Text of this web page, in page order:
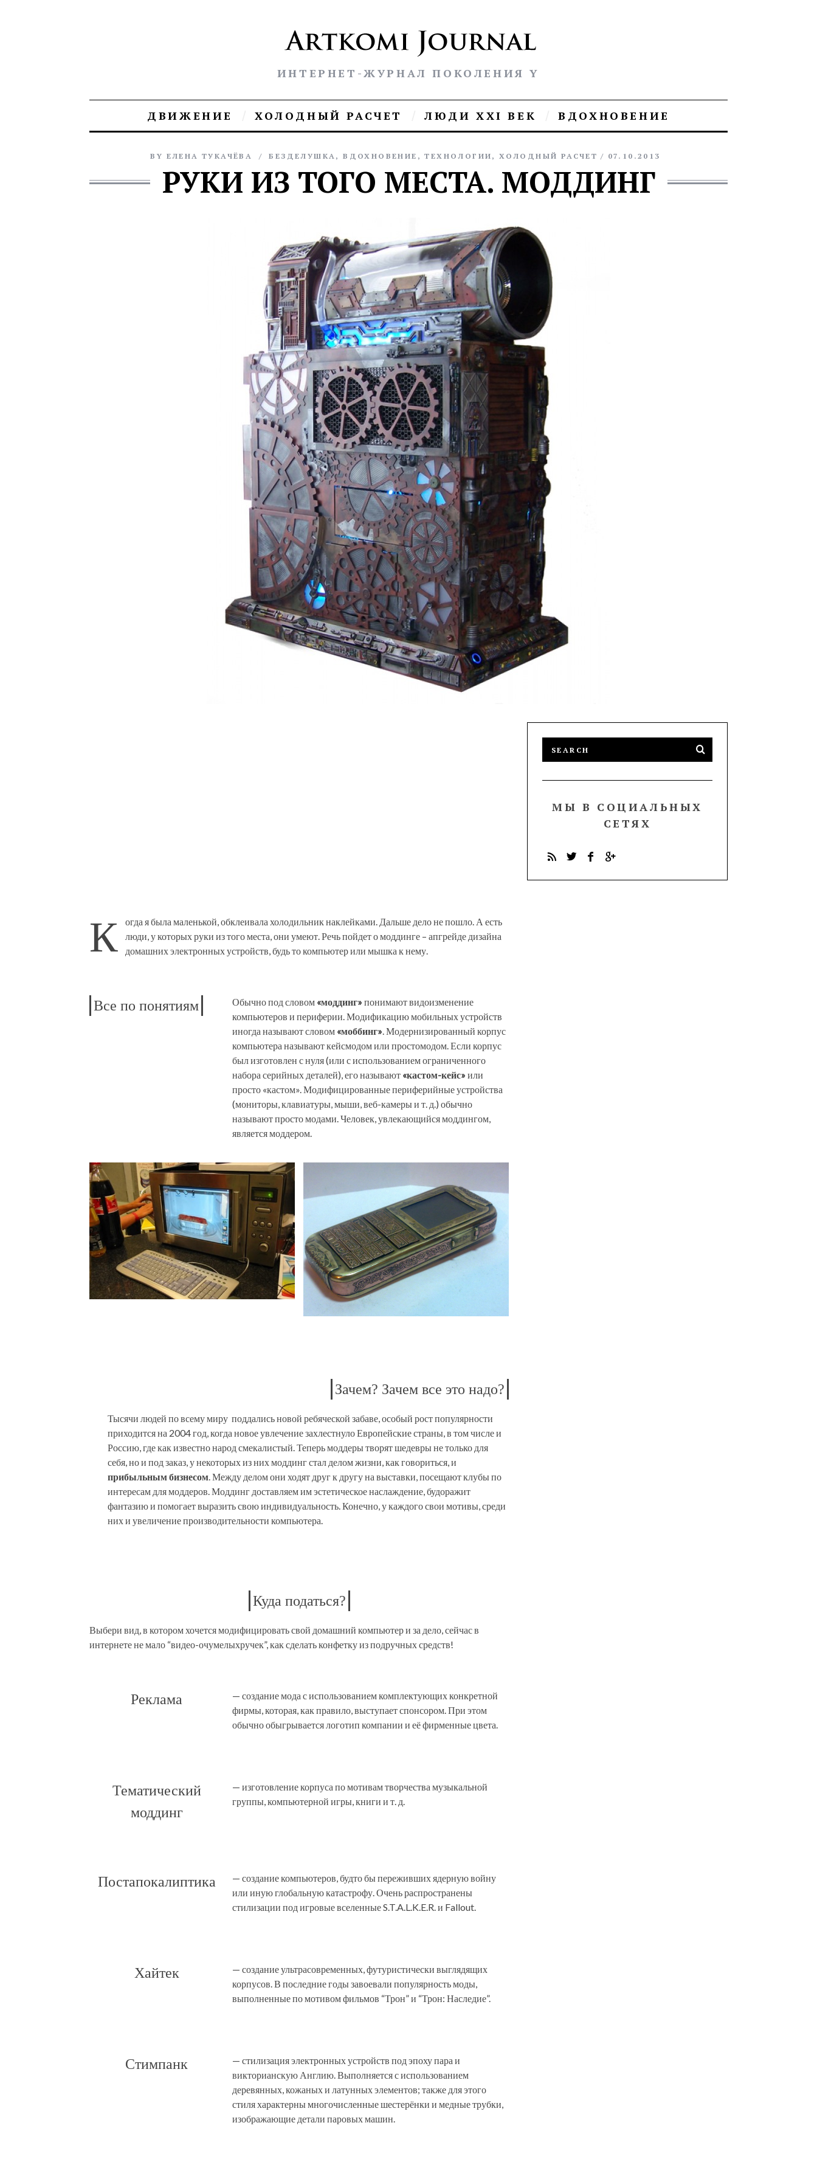
ИНТЕРНЕТ-ЖУРНАЛ ПОКОЛЕНИЯ Y
ДВИЖЕНИЕ ХОЛОДНЫЙ РАСЧЕТ ЛЮДИ XXI ВЕК ВДОХНОВЕНИЕ
BY ЕЛЕНА ТУКАЧЁВА БЕЗДЕЛУШКА ,ВДОХНОВЕНИЕ ,ТЕХНОЛОГИИ ,ХОЛОДНЫЙ РАСЧЕТ 07.10.2013
РУКИ ИЗ ТОГО МЕСТА. МОДДИНГ
К
огда я была маленькой, обклеивала холодильник наклейками. Дальше дело не пошло. А есть
люди, у которых руки из того места, они умеют. Речь пойдет о моддинге – апгрейде дизайна
домашних электронных устройств, будь то компьютер или мышка к нему.
Все по понятиям Обычно под словом «моддинг» понимают видоизменение
компьютеров и периферии. Модификацию мобильных устройств
иногда называют словом «моббинг». Модернизированный корпус
компьютера называют кейсмодом или простомодом. Если корпус
был изготовлен с нуля (или с использованием ограниченного
набора серийных деталей), его называют «кастом-кейс» или
просто «кастом». Модифицированные периферийные устройства
(мониторы, клавиатуры, мыши, веб-камеры и т. д.) обычно
называют просто модами. Человек, увлекающийся моддингом,
является моддером.
Зачем? Зачем все это надо?
Тысячи людей по всему миру поддались новой ребяческой забаве, особый рост популярности
приходится на 2004 год, когда новое увлечение захлестнуло Европейские страны, в том числе и
Россию, где как известно народ смекалистый. Теперь моддеры творят шедевры не только для
себя, но и под заказ, у некоторых из них моддинг стал делом жизни, как говориться, и
прибыльным бизнесом. Между делом они ходят друг к другу на выставки, посещают клубы по
интересам для моддеров. Моддинг доставляем им эстетическое наслаждение, будоражит
фантазию и помогает выразить свою индивидуальность. Конечно, у каждого свои мотивы, среди
них и увеличение производительности компьютера.
Куда податься?
Выбери вид, в котором хочется модифицировать свой домашний компьютер и за дело, сейчас в
интернете не мало “видео-очумелыхручек”, как сделать конфетку из подручных средств!
Реклама
— создание мода с использованием комплектующих конкретной
фирмы, которая, как правило, выступает спонсором. При этом
обычно обыгрывается логотип компании и её фирменные цвета.
Тематический
моддинг
— изготовление корпуса по мотивам творчества музыкальной
группы, компьютерной игры, книги и т. д.
Постапокалиптика
— создание компьютеров, будто бы переживших ядерную войну
или иную глобальную катастрофу. Очень распространены
стилизации под игровые вселенные S.T.A.L.K.E.R. и Fallout.
Хайтек
— создание ультрасовременных, футуристически выглядящих
корпусов. В последние годы завоевали популярность моды,
выполненные по мотивом фильмов “Трон” и “Трон: Наследие”.
Стимпанк
— стилизация электронных устройств под эпоху пара и
викторианскую Англию. Выполняется с использованием
деревянных, кожаных и латунных элементов; также для этого
стиля характерны многочисленные шестерёнки и медные трубки,
изображающие детали паровых машин.
МЫ В СОЦИАЛЬНЫХ
СЕТЯХ